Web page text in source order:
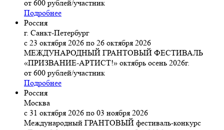
от 600 рублей/участник
Подробнее
Россия
г. Санкт-Петербург
с 23 октября 2026 по 26 октября 2026
МЕЖДУНАРОДНЫЙ ГРАНТОВЫЙ ФЕСТИВАЛЬ
«ПРИЗВАНИЕ-АРТИСТ!» октябрь осень 2026г.
от 600 рублей/участник
Подробнее
Россия
Москва
с 31 октября 2026 по 03 ноября 2026
Международный ГРАНТОВЫЙ фестиваль-конкурс